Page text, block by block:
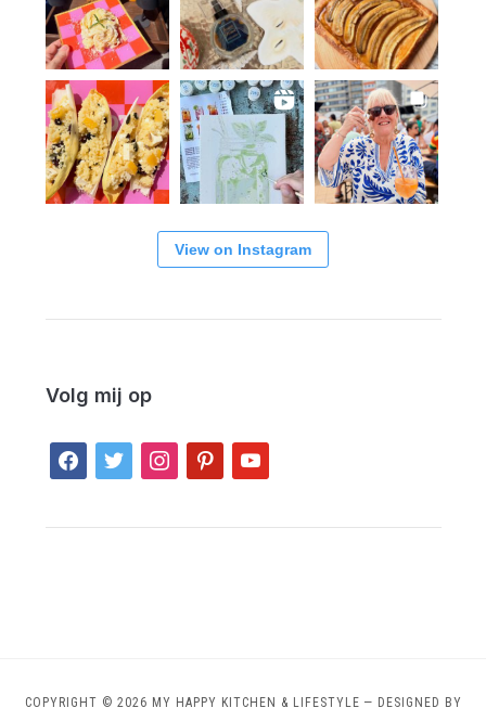
View on Instagram
Volg mij op
facebook
twitter instagrampinterestyoutube
COPYRIGHT © 2026 MY HAPPY KITCHEN & LIFESTYLE — DESIGNED BY